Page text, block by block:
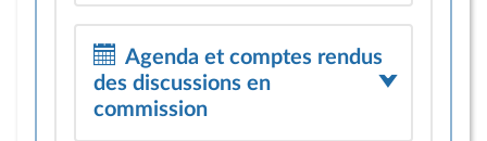
Agenda et comptes rendus
des discussions en
commission